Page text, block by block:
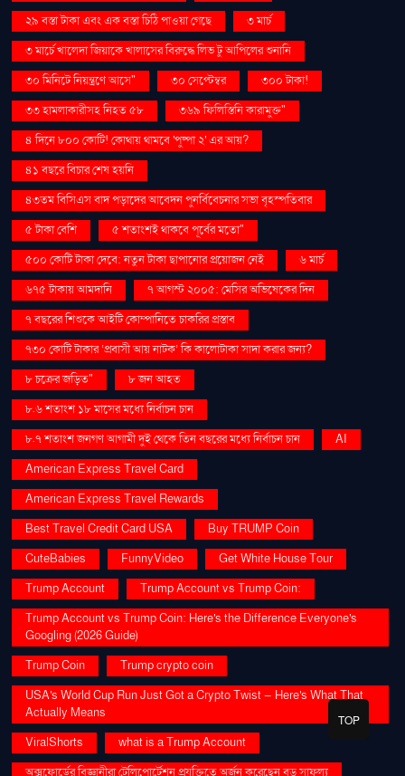
২৯ বস্তা টাকা এবং এক বস্তা চিঠি পাওয়া গেছে
৩ মার্চ
৩ মার্চে খালেদা জিয়াকে খালাসের বিরুদ্ধে লিভ টু আপিলের শুনানি
৩০ মিনিটে নিয়ন্ত্রণে আসে"
৩০ সেপ্টেম্বর
৩০০ টাকা!
৩৩ হামলাকারীসহ নিহত ৫৮
৩৬৯ ফিলিস্তিনি কারামুক্ত"
৪ দিনে ৮০০ কোটি! কোথায় থামবে 'পুষ্পা ২' এর আয়?
৪১ বছরে বিচার শেষ হয়নি
৪৩তম বিসিএস বাদ পড়াদের আবেদন পুনর্বিবেচনার সভা বৃহস্পতিবার
৫ টাকা বেশি
৫ শতাংশই থাকবে পূর্বের মতো"
৫০০ কোটি টাকা দেবে: নতুন টাকা ছাপানোর প্রয়োজন নেই
৬ মার্চ
৬৭৫ টাকায় আমদানি
৭ আগস্ট ২০০৫: মেসির অভিষেকের দিন
৭ বছরের শিশুকে আইটি কোম্পানিতে চাকরির প্রস্তাব
৭৩০ কোটি টাকার ‘প্রবাসী আয় নাটক’ কি কালোটাকা সাদা করার জন্য?
৮ চক্রের জড়িত"
৮ জন আহত
৮.৬ শতাংশ ১৮ মাসের মধ্যে নির্বাচন চান
৮.৭ শতাংশ জনগণ আগামী দুই থেকে তিন বছরের মধ্যে নির্বাচন চান
AI
American Express Travel Card
American Express Travel Rewards
Best Travel Credit Card USA
Buy TRUMP Coin
CuteBabies
FunnyVideo
Get White House Tour
Trump Account
Trump Account vs Trump Coin:
Trump Account vs Trump Coin: Here's the Difference Everyone's
Googling (2026 Guide)
Trump Coin
Trump crypto coin
USA's World Cup Run Just Got a Crypto Twist — Here's What That
Actually Means
ViralShorts
what is a Trump Account
অক্সফোর্ডের বিজ্ঞানীরা টেলিপোর্টেশন প্রযুক্তিতে অর্জন করেছেন বড় সাফল্য
TOP